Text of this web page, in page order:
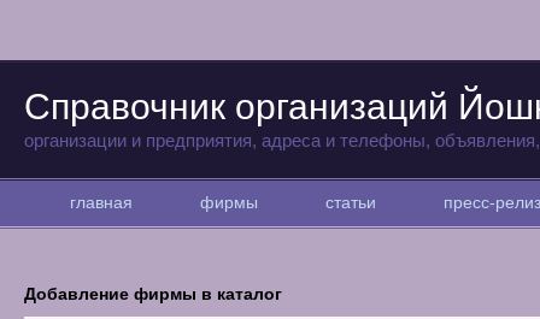
Справочник организаций
организации и предприятия, адреса и телефоны,
главная фирмы статьи пресс-
Добавление фирмы в каталог